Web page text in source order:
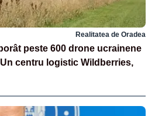
Realitatea de Oradea
peste 600 drone ucrainene
centru logistic Wildberries,